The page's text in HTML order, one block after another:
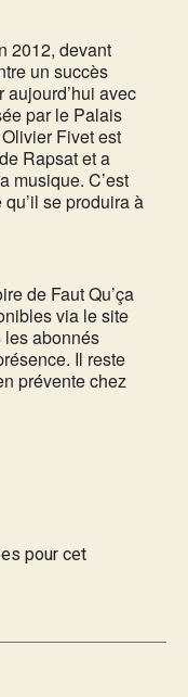
2012, devant
un succès
avec
par le Palais
Fivet est
Rapsat et a
musique. C’est
se produira à
de Faut Qu’ça
via le site
les abonnés
Il reste
prévente chez
pour cet